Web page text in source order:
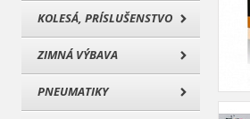
KOLESÁ, PRÍSLUŠENSTVO
ZIMNÁ VÝBAVA
PNEUMATIKY